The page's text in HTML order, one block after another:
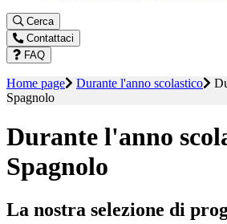
Cerca
Contattaci
FAQ
Home page Durante l'anno scolastico
Spagnolo
Durante l'anno
Spagnolo
La nostra selezione di